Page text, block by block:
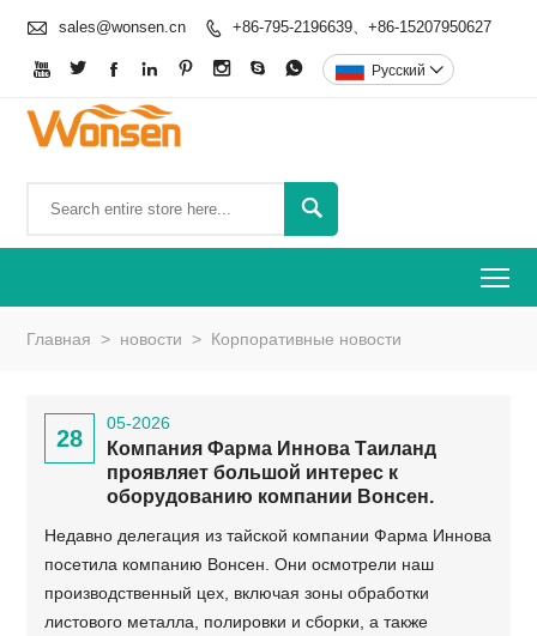
 sales@wonsen.cn  +86-795-2196639、+86-15207950627
        Pусский 

Главная > новости > Корпоративные новости
28
05-2026
Компания Фарма Иннова Таиланд
проявляет большой интерес к
оборудованию компании Вонсен.
Недавно делегация из тайской компании Фарма Иннова
посетила компанию Вонсен. Они осмотрели наш
производственный цех, включая зоны обработки
листового металла, полировки и сборки, а также